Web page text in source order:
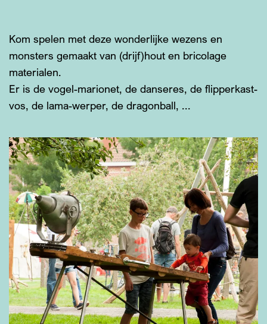
Kom spelen met deze wonderlijke wezens en
monsters gemaakt van (drijf)hout en bricolage
materialen.
Er is de vogel-marionet, de danseres, de flipperkast-
vos, de lama-werper, de dragonball, ...